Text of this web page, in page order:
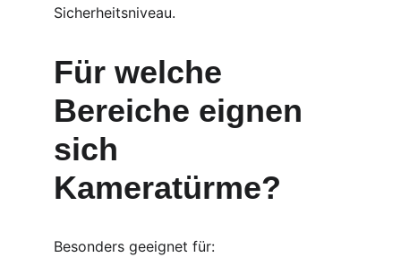
Sicherheitsniveau.
Für welche
Bereiche eignen
sich
Kameratürme?
Besonders geeignet für: